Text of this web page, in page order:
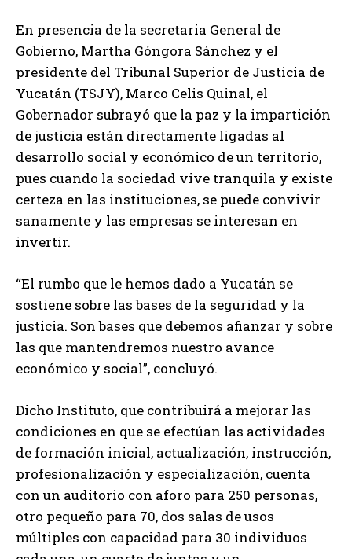
En presencia de la secretaria General de
Gobierno, Martha Góngora Sánchez y el
presidente del Tribunal Superior de Justicia de
Yucatán (TSJY), Marco Celis Quinal, el
Gobernador subrayó que la paz y la impartición
de justicia están directamente ligadas al
desarrollo social y económico de un territorio,
pues cuando la sociedad vive tranquila y existe
certeza en las instituciones, se puede convivir
sanamente y las empresas se interesan en
invertir.
“El rumbo que le hemos dado a Yucatán se
sostiene sobre las bases de la seguridad y la
justicia. Son bases que debemos afianzar y sobre
las que mantendremos nuestro avance
económico y social”, concluyó.
Dicho Instituto, que contribuirá a mejorar las
condiciones en que se efectúan las actividades
de formación inicial, actualización, instrucción,
profesionalización y especialización, cuenta
con un auditorio con aforo para 250 personas,
otro pequeño para 70, dos salas de usos
múltiples con capacidad para 30 individuos